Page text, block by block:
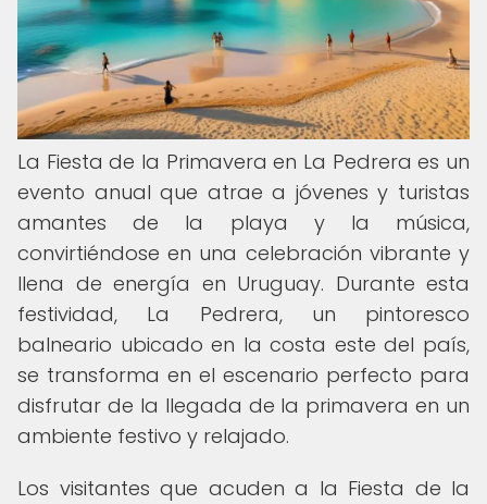
La Fiesta de la Primavera en La Pedrera es un
evento anual que atrae a jóvenes y turistas
amantes de la playa y la música,
convirtiéndose en una celebración vibrante y
llena de energía en Uruguay. Durante esta
festividad, La Pedrera, un pintoresco
balneario ubicado en la costa este del país,
se transforma en el escenario perfecto para
disfrutar de la llegada de la primavera en un
ambiente festivo y relajado.
Los visitantes que acuden a la Fiesta de la